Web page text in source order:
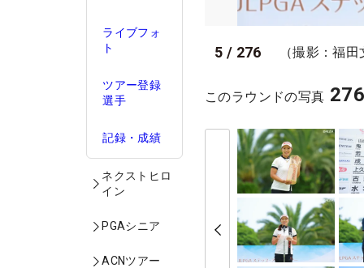
ライブフォ
ト
ツアー登録
選手
記録・成績
ネクストヒロ
イン
PGAシニア
ACNツアー
5 / 276 （撮影：福
このラウンドの写真